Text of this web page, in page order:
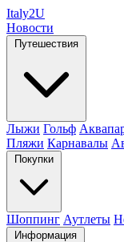
Italy2U
Новости
Путешествия
Лыжи Гольф
Пляжи Карнавалы
Покупки
Шоппинг Аутлеты
Информация